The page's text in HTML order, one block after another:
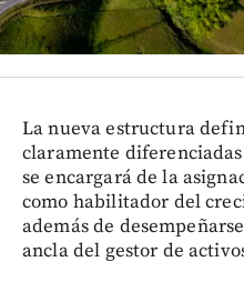
La nueva estructura
claramente
se encargará de la
como habilitador del
además de
ancla del gestor de